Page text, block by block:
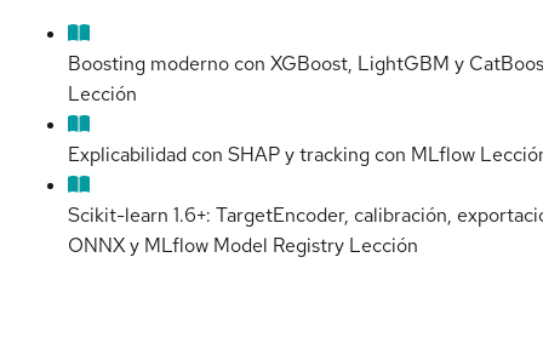
Boosting moderno con XGBoost, LightGBM y
Lección
Explicabilidad con SHAP y tracking con MLflow
Scikit-learn 1.6+: TargetEncoder, calibración,
ONNX y MLflow Model Registry Lección